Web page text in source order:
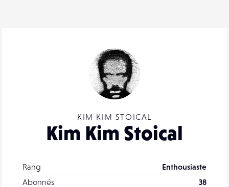
KIM KIM STOICAL
Kim Kim Stoical
Rang
Enthousiaste
Abonnés
38